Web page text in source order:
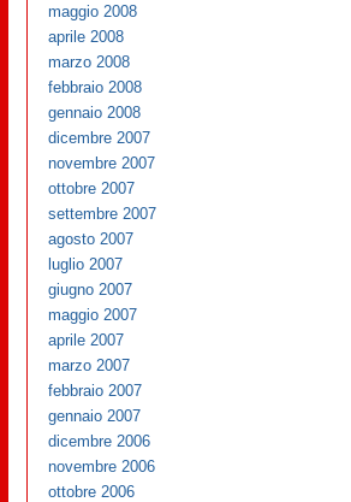
maggio 2008
aprile 2008
marzo 2008
febbraio 2008
gennaio 2008
dicembre 2007
novembre 2007
ottobre 2007
settembre 2007
agosto 2007
luglio 2007
giugno 2007
maggio 2007
aprile 2007
marzo 2007
febbraio 2007
gennaio 2007
dicembre 2006
novembre 2006
ottobre 2006